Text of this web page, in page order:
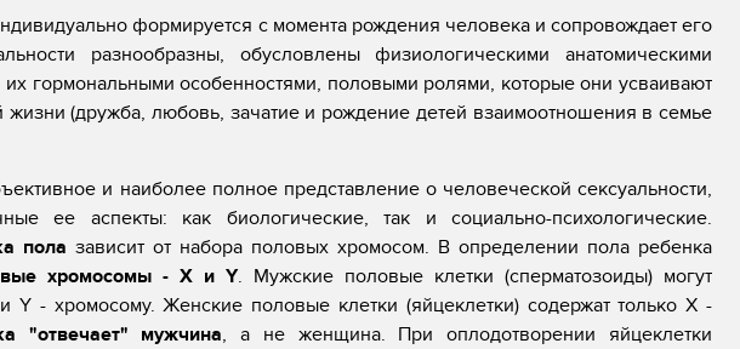
формируется с момента рождения человека и сопровождает его
разнообразны, обусловлены физиологическими анатомическими
гормональными особенностями, половыми ролями, которые они усваивают
жизни (дружба, любовь, зачатие и рождение детей взаимоотношения в семье
и наиболее полное представление о человеческой сексуальности,
ее аспекты: как биологические, так и социально-психологические.
пола зависит от набора половых хромосом. В определении пола ребенка
хромосомы - X и Y. Мужские половые клетки (сперматозоиды) могут
Y - хромосому. Женские половые клетки (яйцеклетки) содержат только X -
"отвечает" мужчина, а не женщина. При оплодотворении яйцеклетки